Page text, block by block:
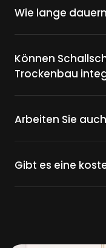
Wie lange
Können
Trockenbau
Arbeiten Sie
Gibt es eine